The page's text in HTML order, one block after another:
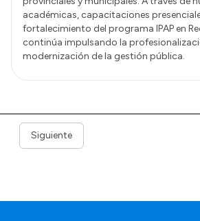
académicas, capacitaciones
fortalecimiento del programa IPAP en
continúa impulsando la
modernización de la gestión pública.
Siguiente